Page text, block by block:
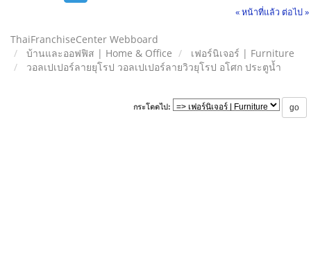
« หน้าที่แล้ว ต่อไป »
ThaiFranchiseCenter Webboard
บ้านและออฟฟิส | Home & Office
เฟอร์นิเจอร์ | Furniture
วอลเปเปอร์ลายยุโรป วอลเปเปอร์ลายวิวยุโรป อโศก ประตูน้ำ
กระโดดไป: